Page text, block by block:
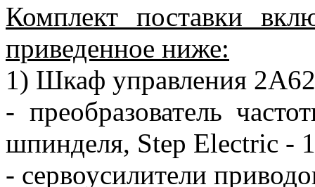
Комплект поставки
приведенное ниже:
1) Шкаф управления
- преобразователь
шпинделя, Step Electric -
- сервоусилители